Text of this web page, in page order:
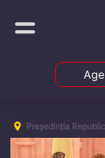
Președinția